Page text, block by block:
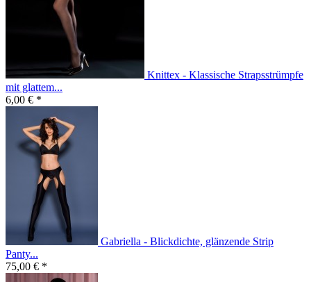
Knittex - Klassische Strapsstrümpfe
mit glattem...
6,00 € *
Gabriella - Blickdichte, glänzende Strip
Panty...
75,00 € *